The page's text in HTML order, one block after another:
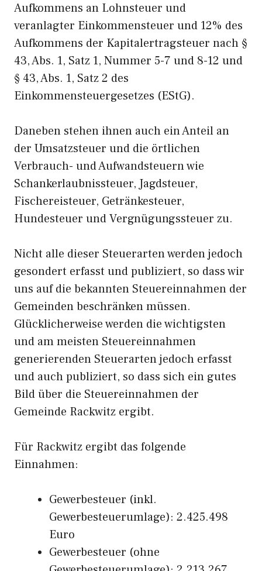
Aufkommens an Lohnsteuer und
veranlagter Einkommensteuer und 12% des
Aufkommens der Kapitalertragsteuer nach §
43, Abs. 1, Satz 1, Nummer 5-7 und 8-12 und
§ 43, Abs. 1, Satz 2 des
Einkommensteuergesetzes (EStG).
Daneben stehen ihnen auch ein Anteil an
der Umsatzsteuer und die örtlichen
Verbrauch- und Aufwandsteuern wie
Schankerlaubnissteuer, Jagdsteuer,
Fischereisteuer, Getränkesteuer,
Hundesteuer und Vergnügungssteuer zu.
Nicht alle dieser Steuerarten werden jedoch
gesondert erfasst und publiziert, so dass wir
uns auf die bekannten Steuereinnahmen der
Gemeinden beschränken müssen.
Glücklicherweise werden die wichtigsten
und am meisten Steuereinnahmen
generierenden Steuerarten jedoch erfasst
und auch publiziert, so dass sich ein gutes
Bild über die Steuereinnahmen der
Gemeinde Rackwitz ergibt.
Für Rackwitz ergibt das folgende
Einnahmen:
Gewerbesteuer (inkl.
Gewerbesteuerumlage): 2.425.498
Euro
Gewerbesteuer (ohne